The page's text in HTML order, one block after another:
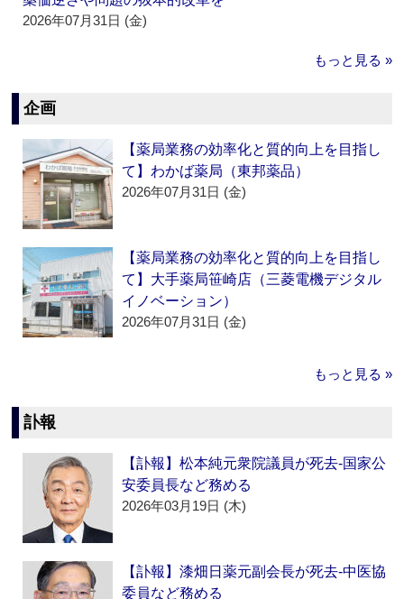
2026年07月31日 (金)
もっと見る »
企画
【薬局業務の効率化と質的向上を目指し
て】わかば薬局（東邦薬品）
2026年07月31日 (金)
【薬局業務の効率化と質的向上を目指し
て】大手薬局笹崎店（三菱電機デジタル
イノベーション）
2026年07月31日 (金)
もっと見る »
訃報
【訃報】松本純元衆院議員が死去‐国家公
安委員長など務める
2026年03月19日 (木)
【訃報】漆畑日薬元副会長が死去‐中医協
委員など務める